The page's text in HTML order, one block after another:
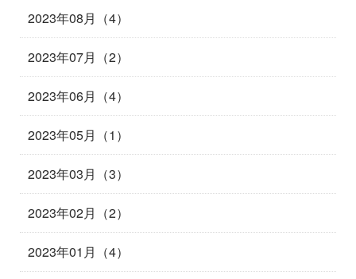
2023年08月（4）
2023年07月（2）
2023年06月（4）
2023年05月（1）
2023年03月（3）
2023年02月（2）
2023年01月（4）